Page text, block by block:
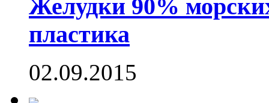
Желудки 90%
пластика
02.09.2015